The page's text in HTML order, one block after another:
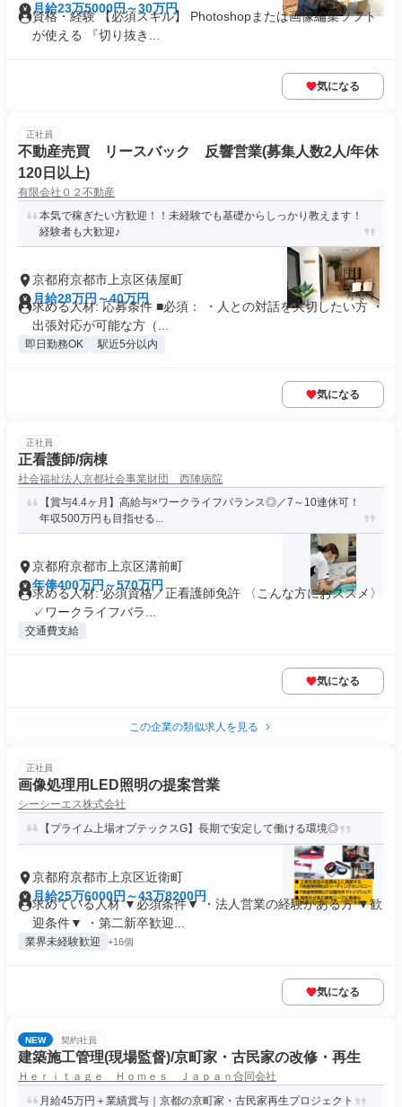
月給23万5000円～30万円
資格・経験 【必須スキル】 Photoshopまたは画像編集ソフト
が使える 『切り抜き...
気になる
正社員
不動産売買 リースバック 反響営業(募集人数2人/年休
120日以上)
有限会社０２不動産
本気で稼ぎたい方歓迎！！未経験でも基礎からしっかり教えます！
経験者も大歓迎♪
京都府京都市上京区俵屋町
月給28万円～40万円
求める人材: 応募条件 ■必須： ・人との対話を大切したい方 ・
出張対応が可能な方（...
即日勤務OK 駅近5分以内
気になる
正社員
正看護師/病棟
社会福祉法人京都社会事業財団 西陣病院
【賞与4.4ヶ月】高給与×ワークライフバランス◎／7～10連休可！
年収500万円も目指せる...
京都府京都市上京区溝前町
年俸400万円～570万円
求める人材: 必須資格／正看護師免許 〈こんな方におススメ〉
✓ワークライフバラ...
交通費支給
気になる
この企業の類似求人を見る
正社員
画像処理用LED照明の提案営業
シーシーエス株式会社
【プライム上場オプテックスG】長期で安定して働ける環境◎
京都府京都市上京区近衛町
月給25万6000円～43万8200円
求めている人材 ▼必須条件▼ ・法人営業の経験がある方 ▼歓
迎条件▼ ・第二新卒歓迎...
業界未経験歓迎 +16個
気になる
NEW 契約社員
建築施工管理(現場監督)/京町家・古民家の改修・再生
Ｈｅｒｉｔａｇｅ Ｈｏｍｅｓ Ｊａｐａｎ合同会社
月給45万円＋業績賞与｜京都の京町家・古民家再生プロジェクト